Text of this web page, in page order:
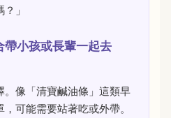
」
帶小孩或長輩一起去
。像「清寶鹹油條」這類早
可能需要站著吃或外帶。